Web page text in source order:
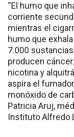
“El humo que
corriente
mientras el
humo que
7.000
producen
nicotina y
aspira el
monóxido de
Patricia Aruj,
Instituto Alfredo